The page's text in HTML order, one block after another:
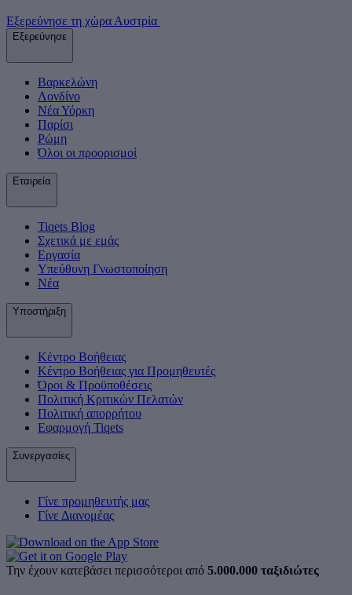
Εξερεύνησε τη χώρα Αυστρία
Εξερεύνησε
Βαρκελώνη
Λονδίνο
Νέα Υόρκη
Παρίσι
Ρώμη
Όλοι οι προορισμοί
Εταιρεία
Tiqets Βlog
Σχετικά με εμάς
Εργασία
Υπεύθυνη Γνωστοποίηση
Νέα
Υποστήριξη
Κέντρο Βοήθειας
Κέντρο Βοήθειας για Προμηθευτές
Όροι & Προϋποθέσεις
Πολιτική Κριτικών Πελατών
Πολιτική απορρήτου
Εφαρμογή Tiqets
Συνεργασίες
Γίνε προμηθευτής μας
Γίνε Διανομέας
Την έχουν κατεβάσει περισσότεροι από 5.000.000 ταξιδιώτες